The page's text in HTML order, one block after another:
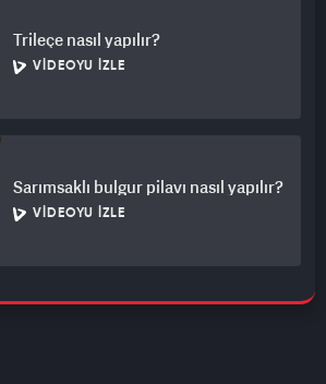
Trileçe nasıl yapılır?
VIDEOYU İZLE
Sarımsaklı bulgur pilavı nasıl yapılır?
VIDEOYU İZLE